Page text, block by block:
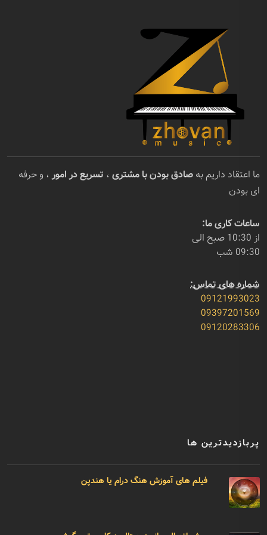
ما اعتقاد داریم به صادق بودن با مشتری ، تسریع در امور ، و حرفه
ای بودن
ساعات کاری ما:
از 10:30 صبح الی
09:30 شب
شماره های تماس:
09121993023
09397201569
09120283306
پربازدیدترین ها
فیلم های آموزش هنگ درام یا هندپن